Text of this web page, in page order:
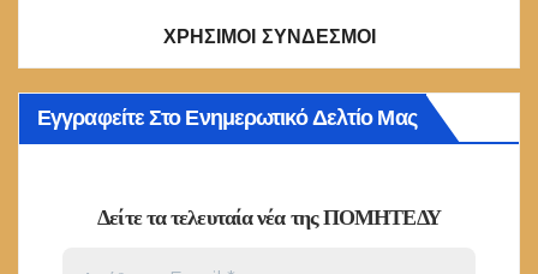
ΧΡΗΣΙΜΟΙ ΣΥΝΔΕΣΜΟΙ
Εγγραφείτε Στο Ενημερωτικό Δελτίο Μας
Δείτε τα τελευταία νέα της ΠΟΜΗΤΕΔΥ